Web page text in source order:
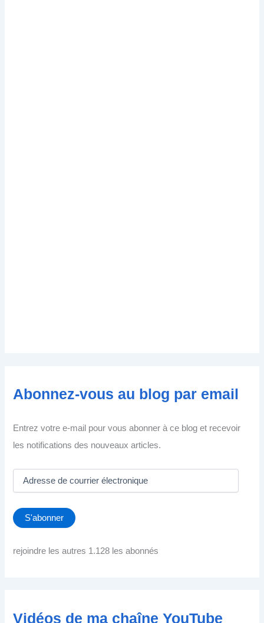
Abonnez-vous au blog par email
Entrez votre e-mail pour vous abonner à ce blog et recevoir
les notifications des nouveaux articles.
e
s
d
r
S'abonner
rejoindre les autres 1.128 les abonnés
Vidéos de ma chaîne YouTube